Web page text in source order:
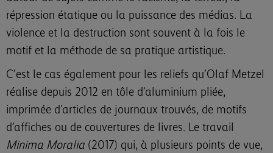
répression étatique ou la puissance des médias. La
violence et la destruction sont souvent à la fois le
motif et la méthode de sa pratique artistique.
C’est le cas également pour les reliefs qu’Olaf Metzel
réalise depuis 2012 en tôle d’aluminium pliée,
imprimée d’articles de journaux trouvés, de motifs
d’affiches ou de couvertures de livres. Le travail
Minima Moralia(2017) qui, à plusieurs points de vue,